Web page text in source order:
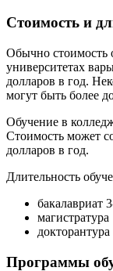
Стоимость и
Обычно стоимость
университетах
долларов в год.
могут быть более
Обучение в
Стоимость может
долларов в год.
Длительность
бакалавриат
магистратура
докторантура
Программы